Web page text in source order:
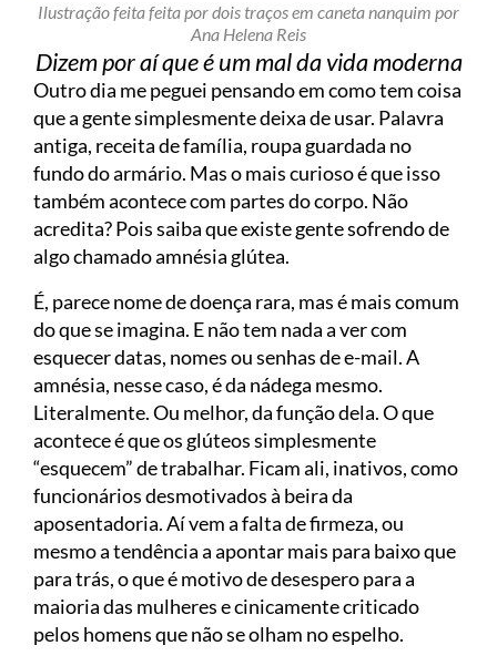
Ilustração feita feita por dois traços em caneta nanquim por
Ana Helena Reis
Dizem por aí que é um mal da vida moderna
Outro dia me peguei pensando em como tem coisa
que a gente simplesmente deixa de usar. Palavra
antiga, receita de família, roupa guardada no
fundo do armário. Mas o mais curioso é que isso
também acontece com partes do corpo. Não
acredita? Pois saiba que existe gente sofrendo de
algo chamado amnésia glútea.
É, parece nome de doença rara, mas é mais comum
do que se imagina. E não tem nada a ver com
esquecer datas, nomes ou senhas de e-mail. A
amnésia, nesse caso, é da nádega mesmo.
Literalmente. Ou melhor, da função dela. O que
acontece é que os glúteos simplesmente
“esquecem” de trabalhar. Ficam ali, inativos, como
funcionários desmotivados à beira da
aposentadoria. Aí vem a falta de firmeza, ou
mesmo a tendência a apontar mais para baixo que
para trás, o que é motivo de desespero para a
maioria das mulheres e cinicamente criticado
pelos homens que não se olham no espelho.